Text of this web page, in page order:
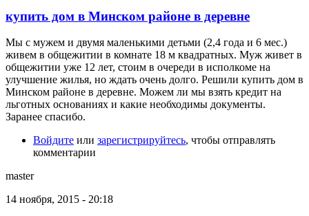
купить дом в Минском районе в деревне
Мы с мужем и двумя маленькими детьми (2,4 года и 6 мес.)
живем в общежитии в комнате 18 м квадратных. Муж живет в
общежитии уже 12 лет, стоим в очереди в исполкоме на
улучшение жилья, но ждать очень долго. Решили купить дом в
Минском районе в деревне. Можем ли мы взять кредит на
льготных основаниях и какие необходимы документы.
Заранее спасибо.
Войдите или зарегистрируйтесь, чтобы отправлять
комментарии
master
14 ноября, 2015 - 20:18